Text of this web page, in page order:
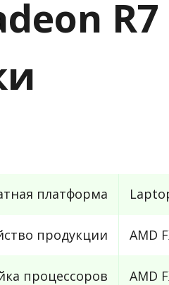
платформа
продукции AMD
процессоров AMD